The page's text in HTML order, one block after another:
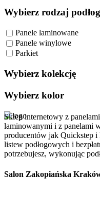
Wybierz rodzaj
Panele laminowane
Panele winylowe
Parkiet
Wybierz kolekcję
Wybierz kolor
Sklep internetowy z
laminowanymi i z panelami
producentów jak Quickstep i
listew podłogowych i
potrzebujesz, wykonując
Salon Zakopiańska